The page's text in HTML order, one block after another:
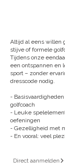
Altijd al eens willen
stijve of formele
Tijdens onze
een ontspannen en
sport – zonder
dresscode nodig.
-
golfcoach
- Leuke
oefeningen
- Gezelligheid met
- En vooral: veel
Direct aanmelden